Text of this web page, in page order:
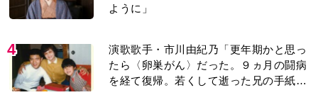
ように」
4
演歌歌手・市川由紀乃「更年期かと思っ
たら〈卵巣がん〉だった。９ヵ月の闘病
を経て復帰。若くして逝った兄の手紙を